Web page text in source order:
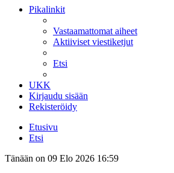
Pikalinkit
Vastaamattomat aiheet
Aktiiviset viestiketjut
Etsi
UKK
Kirjaudu sisään
Rekisteröidy
Etusivu
Etsi
Tänään on 09 Elo 2026 16:59